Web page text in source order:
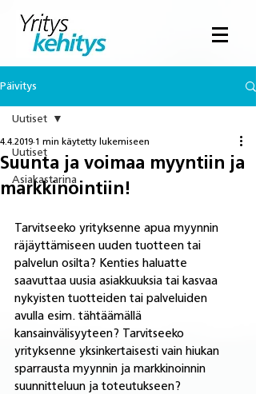
Päivitys
Uutiset
Asiakastarina
Uutiset
Suunta ja voimaa myyntiin ja
markkinointiin!
4.4.2019 1 min käytetty lukemiseen
Tarvitseeko yrityksenne apua myynnin
räjäyttämiseen uuden tuotteen tai
palvelun osilta? Kenties haluatte
saavuttaa uusia asiakkuuksia tai kasvaa
nykyisten tuotteiden tai palveluiden
avulla esim. tähtäämällä
kansainvälisyyteen? Tarvitseeko
yrityksenne yksinkertaisesti vain hiukan
sparrausta myynnin ja markkinoinnin
suunnitteluun ja toteutukseen?